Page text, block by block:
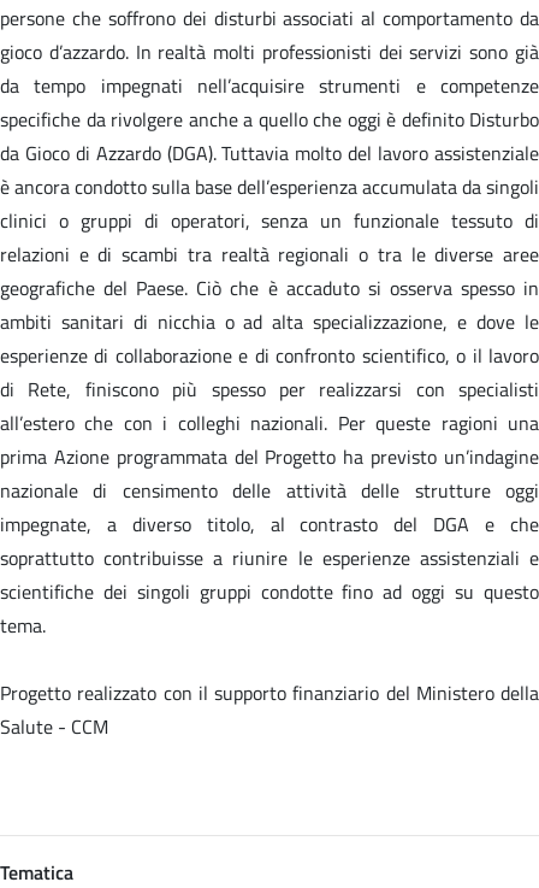
persone che soffrono dei disturbi associati al comportamento da
gioco d’azzardo. In realtà molti professionisti dei servizi sono già
da tempo impegnati nell’acquisire strumenti e competenze
specifiche da rivolgere anche a quello che oggi è definito Disturbo
da Gioco di Azzardo (DGA). Tuttavia molto del lavoro assistenziale
è ancora condotto sulla base dell’esperienza accumulata da singoli
clinici o gruppi di operatori, senza un funzionale tessuto di
relazioni e di scambi tra realtà regionali o tra le diverse aree
geografiche del Paese. Ciò che è accaduto si osserva spesso in
ambiti sanitari di nicchia o ad alta specializzazione, e dove le
esperienze di collaborazione e di confronto scientifico, o il lavoro
di Rete, finiscono più spesso per realizzarsi con specialisti
all’estero che con i colleghi nazionali. Per queste ragioni una
prima Azione programmata del Progetto ha previsto un’indagine
nazionale di censimento delle attività delle strutture oggi
impegnate, a diverso titolo, al contrasto del DGA e che
soprattutto contribuisse a riunire le esperienze assistenziali e
scientifiche dei singoli gruppi condotte fino ad oggi su questo
tema.
Progetto realizzato con il supporto finanziario del Ministero della
Salute - CCM
Tematica